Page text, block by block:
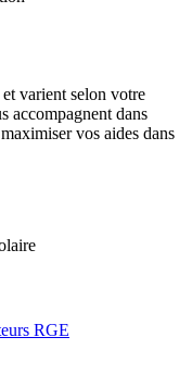
varient selon votre
accompagnent dans
vos aides dans
RGE